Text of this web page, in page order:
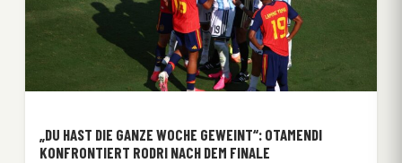
„DU HAST DIE GANZE WOCHE GEWEINT“: OTAMENDI
KONFRONTIERT RODRI NACH DEM FINALE